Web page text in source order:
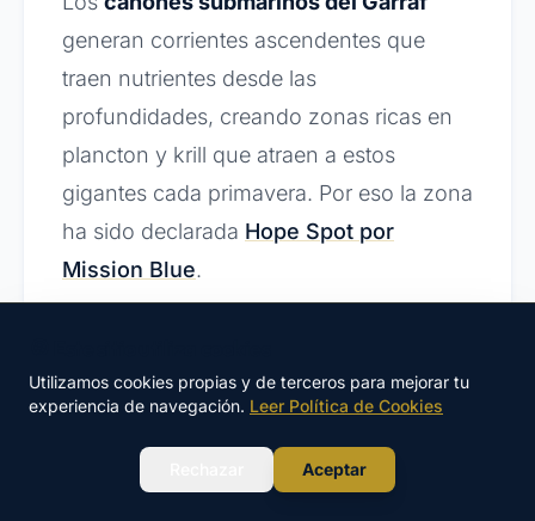
generan corrientes ascendentes que
traen nutrientes desde las
profundidades, creando zonas ricas en
plancton y krill que atraen a estos
gigantes cada primavera. Por eso la zona
ha sido declarada Hope Spot por
Mission Blue.
La paradoja del gigante y
el krill
Utilizamos cookies propias y de terceros para mejorar tu
experiencia de navegación. Leer Política de Cookies
Aceptar